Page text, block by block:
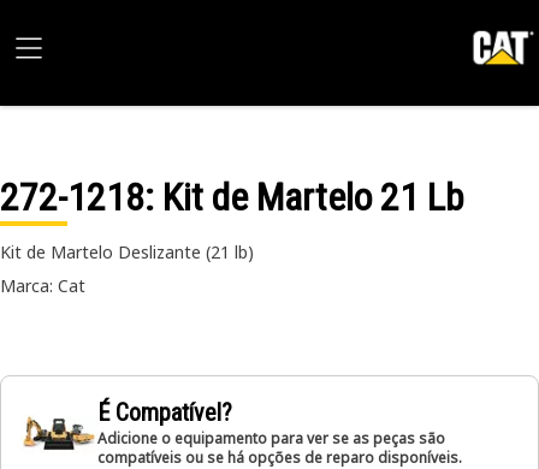
272-1218: Kit de Martelo 21 Lb
Kit de Martelo Deslizante (21 lb)
Marca: Cat
É Compatível?
Adicione o equipamento para ver se as peças são
compatíveis ou se há opções de reparo disponíveis.